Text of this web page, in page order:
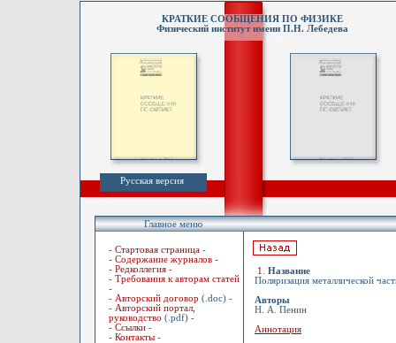
КРАТКИЕ СООБЩЕНИЯ ПО ФИЗИКЕ
Физический институт имени П.Н. Лебедева
Русская версия
Главное меню
- Стартовая страница -
- Содержание журналов -
- Редколлегия -
- Требования к авторам статей
-
- Авторский договор (.doc) -
- Авторский портал,
руководство (.pdf) -
- Ссылки -
- Контакты -
1
Название
Поляризация металлической
Авторы
Н. А. Пенин
Аннотация